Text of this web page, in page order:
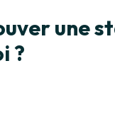
une
?